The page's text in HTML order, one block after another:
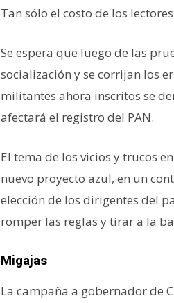
Tan sólo el costo de los
Se espera que luego de las
socialización y se corrijan los
militantes ahora inscritos se
afectará el registro del PAN.
El tema de los vicios y trucos
nuevo proyecto azul, en un
elección de los dirigentes del
romper las reglas y tirar a la
Migajas
La campaña a gobernador de